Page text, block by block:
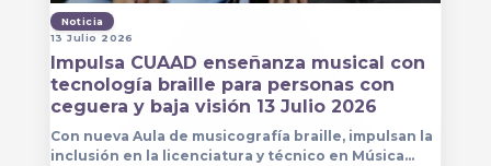
Noticia
13 Julio 2026
Impulsa CUAAD enseñanza musical con
tecnología braille para personas con
ceguera y baja visión 13 Julio 2026
Con nueva Aula de musicografía braille, impulsan la
inclusión en la licenciatura y técnico en Música